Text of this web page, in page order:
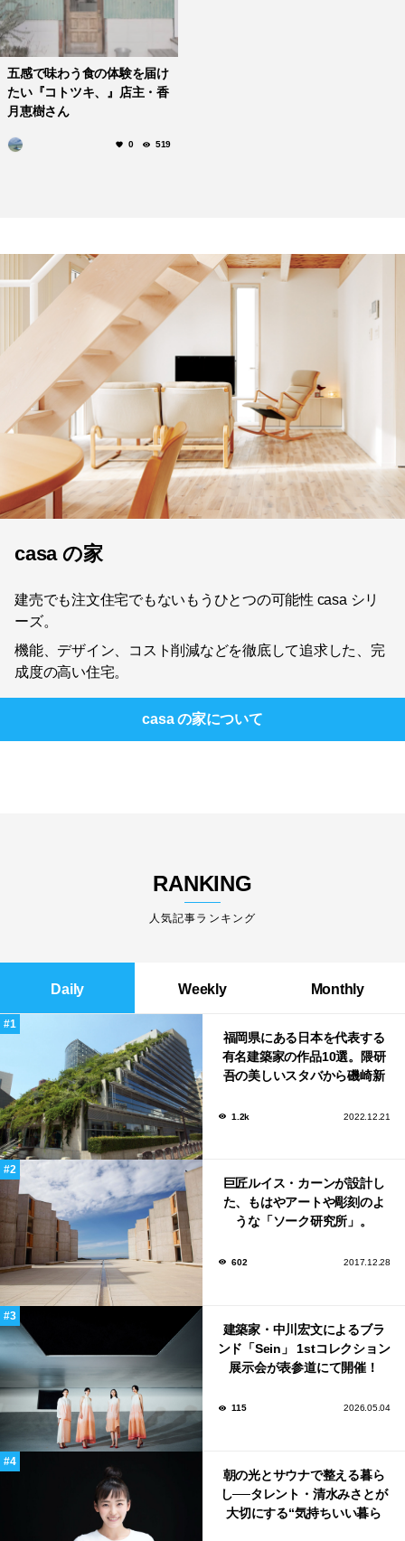
五感で味わう食の体験を届け
たい『コトツキ、』店主・香
月恵樹さん
0 519
casa の家
建売でも注文住宅でもないもうひとつの可能性 casa シリ
ーズ。
機能、デザイン、コスト削減などを徹底して追求した、完
成度の高い住宅。
casa の家について
RANKING
人気記事ランキング
Daily Weekly Monthly
福岡県にある日本を代表する
有名建築家の作品10選。隈研
吾の美しいスタバから磯崎新
1.2k 2022.12.21
巨匠ルイス・カーンが設計し
た、もはやアートや彫刻のよ
うな「ソーク研究所」。
602 2017.12.28
建築家・中川宏文によるブラ
ンド「Sein」 1stコレクション
展示会が表参道にて開催！
115 2026.05.04
朝の光とサウナで整える暮ら
し──タレント・清水みさとが
大切にする“気持ちいい暮ら